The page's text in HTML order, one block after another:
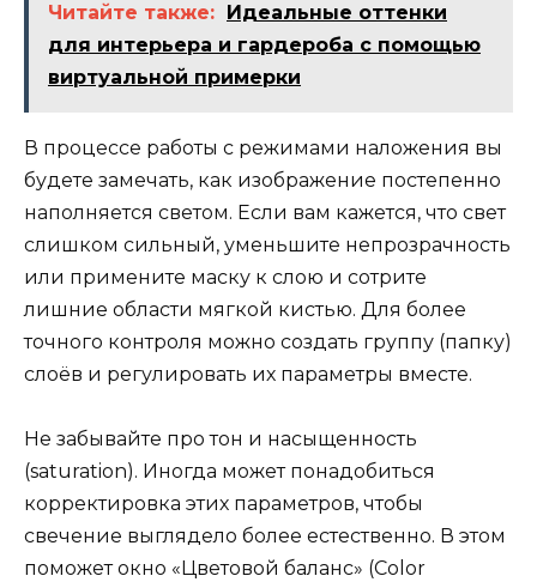
Читайте также: Идеальные оттенки
для интерьера и гардероба с помощью
виртуальной примерки
В процессе работы с режимами наложения вы
будете замечать, как изображение постепенно
наполняется светом. Если вам кажется, что свет
слишком сильный, уменьшите непрозрачность
или примените маску к слою и сотрите
лишние области мягкой кистью. Для более
точного контроля можно создать группу (папку)
слоёв и регулировать их параметры вместе.
Не забывайте про тон и насыщенность
(saturation). Иногда может понадобиться
корректировка этих параметров, чтобы
свечение выглядело более естественно. В этом
поможет окно «Цветовой баланс» (Color